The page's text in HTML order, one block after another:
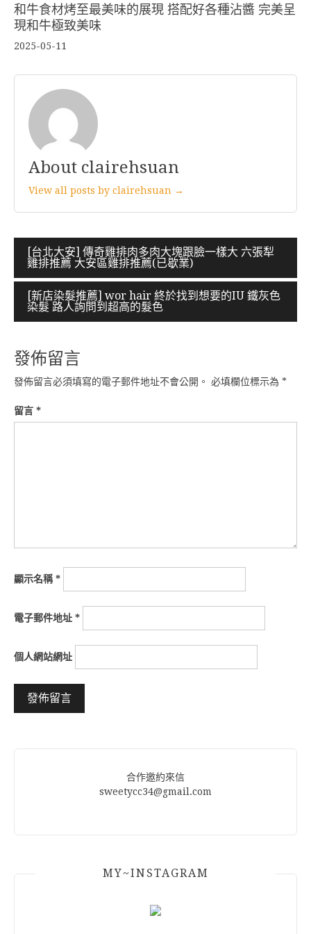
和牛食材烤至最美味的展現 搭配好各種沾醬 完美呈
現和牛極致美味
2025-05-11
About clairehsuan
View all posts by clairehsuan →
文
章
導
覽
[台北大安] 傳奇雞排肉多肉大塊跟臉一樣大 六張犁
雞排推薦 大安區雞排推薦(已歇業)
[新店染髮推薦] wor hair 終於找到想要的IU 鐵灰色
染髮 路人詢問到超高的髮色
發佈留言
發佈留言必須填寫的電子郵件地址不會公開。 必填欄位標示為 *
留言 *
顯示名稱*
電子郵件地址 *
個人網站網址
合作邀約來信
sweetycc34@gmail.com
MY~INSTAGRAM